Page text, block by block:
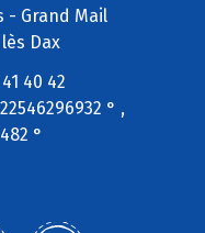
- Grand Mail
Dax
40 42
° ,
°